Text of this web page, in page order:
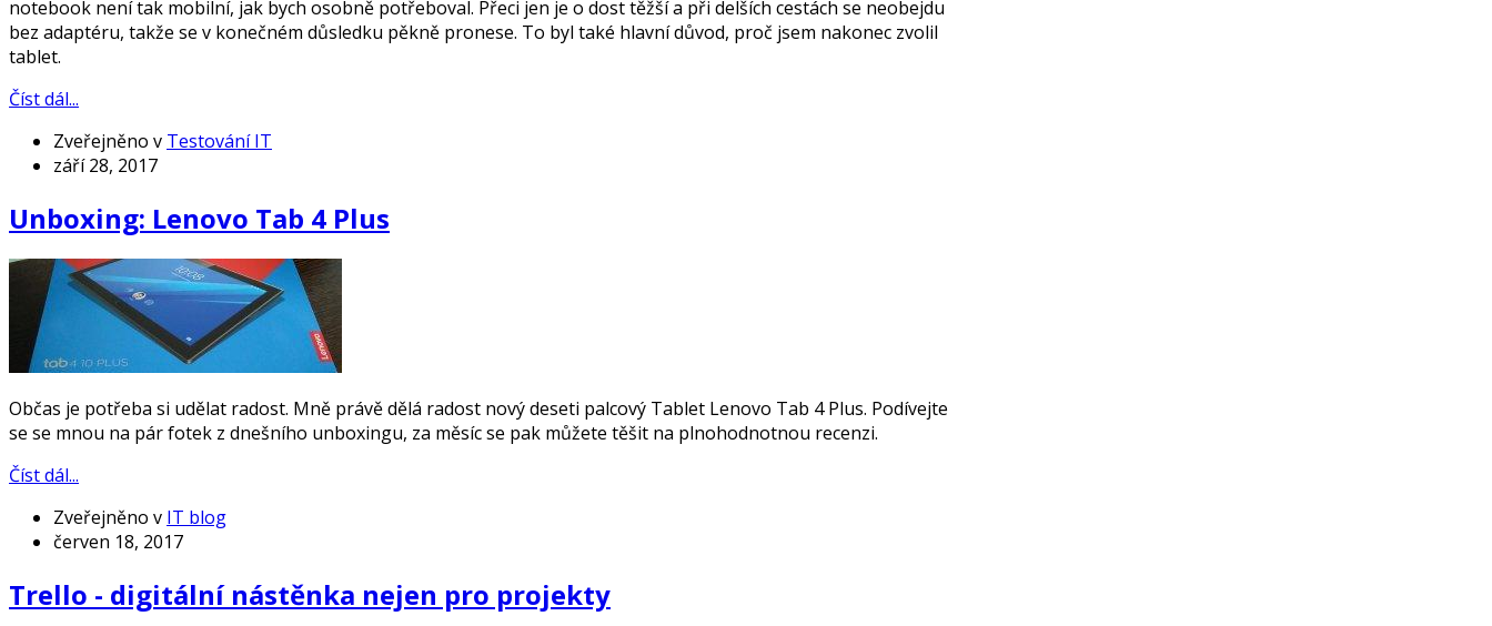
notebook není tak mobilní, jak bych osobně potřeboval. Přeci jen je o dost těžší a při delších cestách se neobejdu
bez adaptéru, takže se v konečném důsledku pěkně pronese. To byl také hlavní důvod, proč jsem nakonec zvolil
tablet.
Číst dál...
Zveřejněno v Testování IT
září 28, 2017
Unboxing: Lenovo Tab 4 Plus
Občas je potřeba si udělat radost. Mně právě dělá radost nový deseti palcový Tablet Lenovo Tab 4 Plus. Podívejte
se se mnou na pár fotek z dnešního unboxingu, za měsíc se pak můžete těšit na plnohodnotnou recenzi.
Číst dál...
Zveřejněno v IT blog
červen 18, 2017
Trello - digitální nástěnka nejen pro projekty